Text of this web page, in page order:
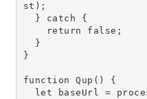
st);
} catch {
return false;
}
}
function Qup() {
let baseUrl =